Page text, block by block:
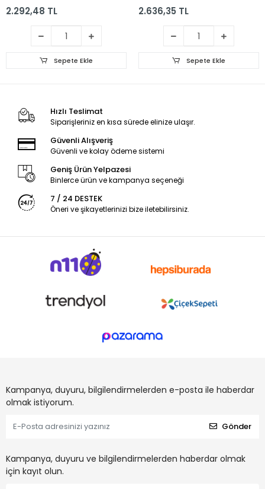
2.292,48 TL
Sepete Ekle
2.636,35 TL
Sepete Ekle
Hızlı Teslimat
Siparişleriniz en kısa sürede elinize ulaşır.
Güvenli Alışveriş
Güvenli ve kolay ödeme sistemi
Geniş Ürün Yelpazesi
Binlerce ürün ve kampanya seçeneği
7 / 24 DESTEK
Öneri ve şikayetlerinizi bize iletebilirsiniz.
Kampanya, duyuru, bilgilendirmelerden e-posta ile haberdar
olmak istiyorum.
Gönder
Kampanya, duyuru ve bilgilendirmelerden haberdar olmak
için kayıt olun.